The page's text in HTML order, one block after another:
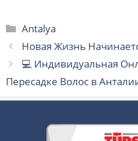
Рубрики
Antalya
Новая Жизнь
💻 Индивидуальная
Пересадке Волос в